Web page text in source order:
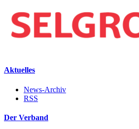
Aktuelles
News-Archiv
RSS
Der Verband